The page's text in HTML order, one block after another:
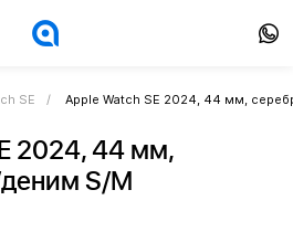
SE Apple Watch SE 2024, 44 мм,
2024, 44 мм,
S/M